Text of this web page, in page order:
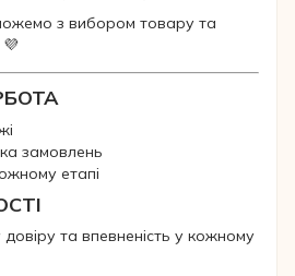
з вибором товару та
замовлень
етапі
та впевненість у кожному